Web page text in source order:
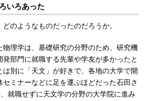
いろあった
のようなものだったのだろうか。
理学は、基礎研究の分野のため、研究機
部門に就職する先輩や学友が多かったと
は別に「天文」が好きで、各地の大学で開
ミナーなどに足を運ぶほどだった石田さ
就職せずに天文学の分野の大学院に進み